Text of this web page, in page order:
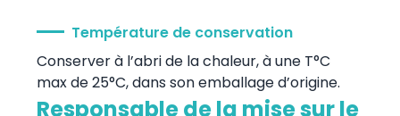
Température de conservation
Conserver à l’abri de la chaleur, à une T°C
max de 25°C, dans son emballage d’origine.
Responsable de la mise sur le